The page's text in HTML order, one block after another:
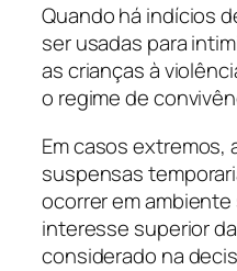
Quando há indícios
ser usadas para
as crianças à
o regime de
Em casos extremos,
suspensas
ocorrer em
interesse superior
considerado na